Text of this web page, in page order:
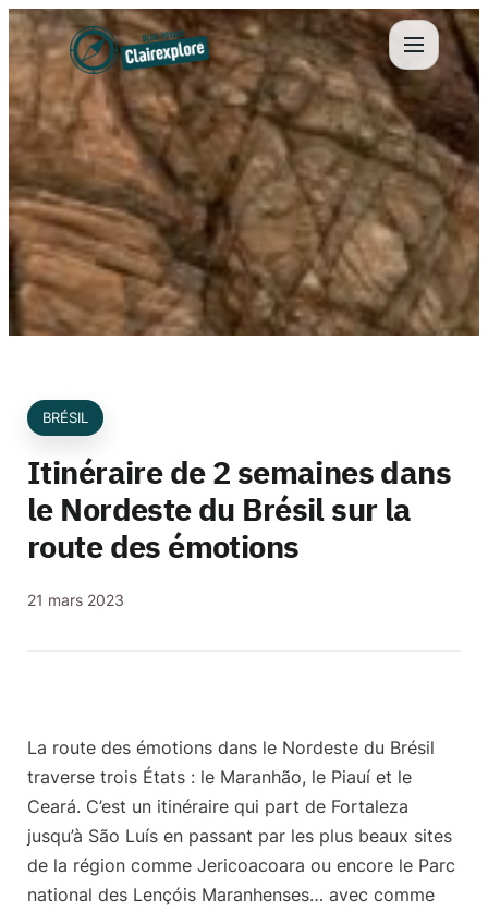
Aller
au
contenu
BRÉSIL
Itinéraire de 2 semaines dans
le Nordeste du Brésil sur la
route des émotions
21 mars 2023
La route des émotions dans le Nordeste du Brésil
traverse trois États : le Maranhão, le Piauí et le
Ceará. C’est un itinéraire qui part de Fortaleza
jusqu’à São Luís en passant par les plus beaux sites
de la région comme Jericoacoara ou encore le Parc
national des Lençóis Maranhenses… avec comme